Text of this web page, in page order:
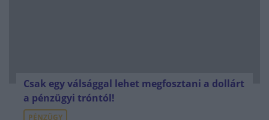
Csak egy válsággal lehet megfosztani a dollárt
a pénzügyi tróntól!
PÉNZÜGY